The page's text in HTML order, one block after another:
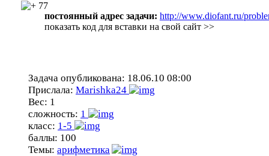
77
постоянный адрес задачи: http://www.diofant.ru/
показать код для вставки на свой сайт >>
Задача опубликована: 18.06.10 08:00
Прислала: Marishka24
Вес: 1
сложность: 1
класс: 1-5
баллы: 100
Темы: арифметика